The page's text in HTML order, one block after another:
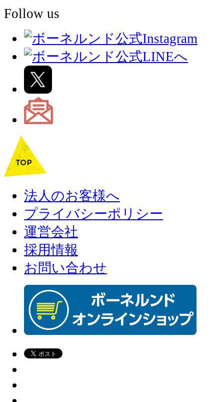
Follow us
法人のお客様へ
プライバシーポリシー
運営会社
採用情報
お問い合わせ